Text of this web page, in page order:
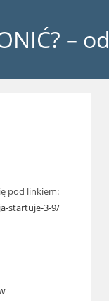
–
pod linkiem:
startuje-3-9/